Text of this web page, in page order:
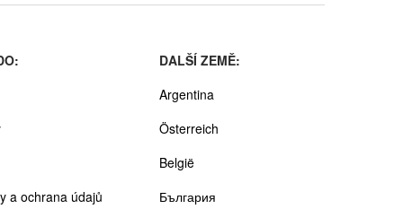
a ochrana údajů
DALŠÍ ZEMĚ:
Argentina
Österreich
België
България